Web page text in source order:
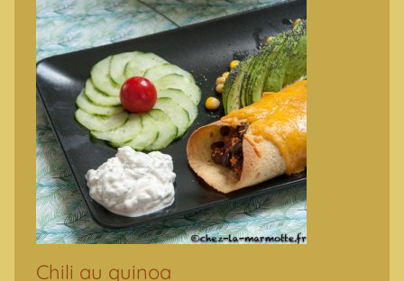
Chili au quinoa